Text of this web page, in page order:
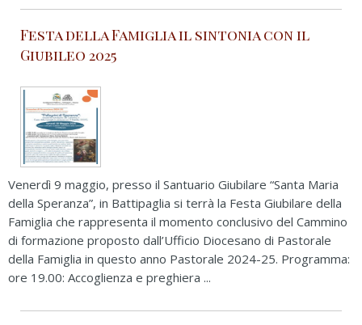
Festa della Famiglia il sintonia con il
Giubileo 2025
Venerdì 9 maggio, presso il Santuario Giubilare “Santa Maria
della Speranza”, in Battipaglia si terrà la Festa Giubilare della
Famiglia che rappresenta il momento conclusivo del Cammino
di formazione proposto dall’Ufficio Diocesano di Pastorale
della Famiglia in questo anno Pastorale 2024-25. Programma:
ore 19.00: Accoglienza e preghiera ...